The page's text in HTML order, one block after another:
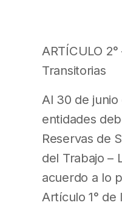
ARTÍCULO
Transitorias
Al 30 de junio
entidades
Reservas de
del Trabajo –
acuerdo a lo
Artículo 1° de